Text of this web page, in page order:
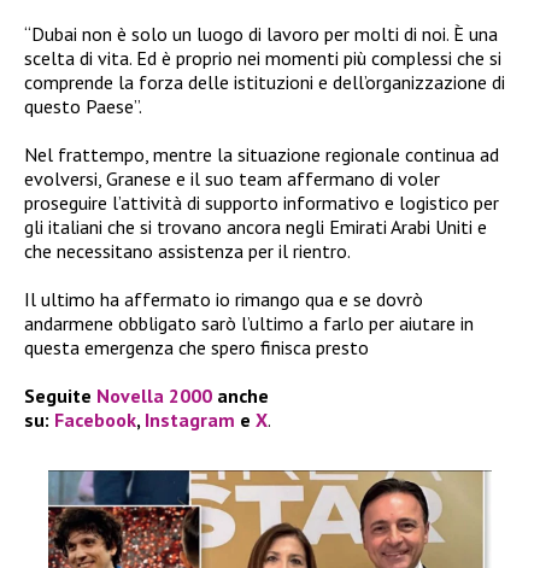
“Dubai non è solo un luogo di lavoro per molti di noi. È una
scelta di vita. Ed è proprio nei momenti più complessi che si
comprende la forza delle istituzioni e dell’organizzazione di
questo Paese”.
Nel frattempo, mentre la situazione regionale continua ad
evolversi, Granese e il suo team affermano di voler
proseguire l’attività di supporto informativo e logistico per
gli italiani che si trovano ancora negli Emirati Arabi Uniti e
che necessitano assistenza per il rientro.
Il ultimo ha affermato io rimango qua e se dovrò
andarmene obbligato sarò l’ultimo a farlo per aiutare in
questa emergenza che spero finisca presto
Seguite Novella 2000 anche
su: Facebook, Instagram e X.